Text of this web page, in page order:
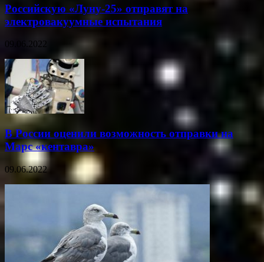
Российскую «Луну-25» отправят на
электровакуумные испытания
09.06.2022
В России оценили возможность отправки на
Марс «кентавра»
09.06.2022